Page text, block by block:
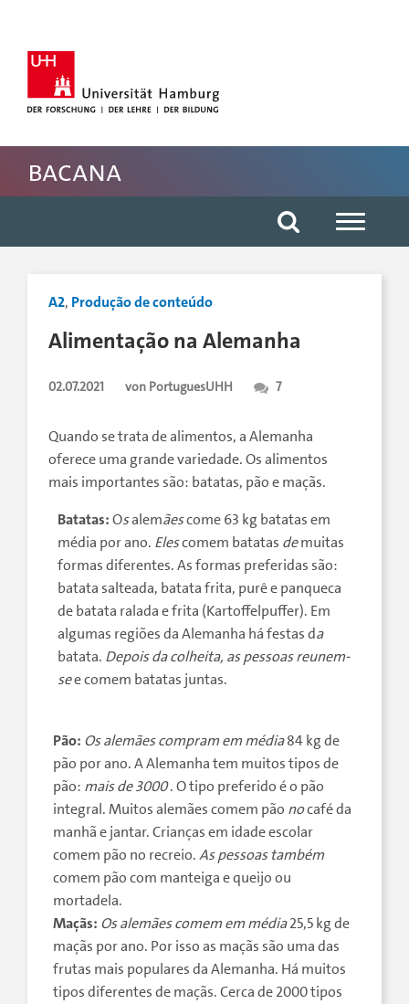
Rechte Spalte anspringen
Fussbereich der Seite anspringen
BACANA
A2, Produção de conteúdo
Alimentação na Alemanha
02.07.2021 von PortuguesUHH 7
Quando se trata de alimentos, a Alemanha
oferece uma grande variedade. Os alimentos
mais importantes são: batatas, pão e maçãs.
Batatas:Osalemãescome 63 kg batatas em
média por ano. Elescomem batatas demuitas
formas diferentes. As formas preferidas são:
batata salteada, batata frita, purê e panqueca
de batata ralada e frita (Kartoffelpuffer). Em
algumas regiões da Alemanha há festas da
batata. Depois da colheita, as pessoas reunem-
see comem batatas juntas.
Pão: Os alemães compramem média84 kg de
pão por ano. A Alemanha tem muitos tipos de
pão: mais de 3000. O tipo preferido é o pão
integral. Muitos alemães comem pão nocafé da
manhã e jantar. Crianças em idade escolar
comem pão no recreio.As pessoas também
comem pão com manteiga e queijo ou
mortadela.
Maçãs: Os alemãescomemem média25,5 kg de
maçãs por ano. Por isso as maçãs são uma das
frutas mais populares da Alemanha. Há muitos
tipos diferentes de maçãs. Cerca de 2000 tipos